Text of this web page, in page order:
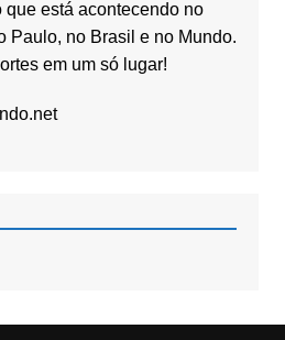
que está acontecendo no
Paulo, no Brasil e no Mundo.
em um só lugar!